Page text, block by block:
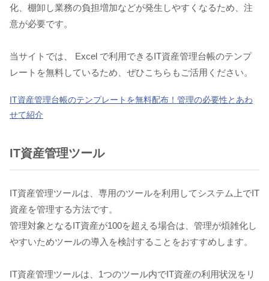
化、棚卸し業務の負担増加などが発生しやすくなるため、注
意が必要です。
当サイトでは、 Excel で利用できるIT資産管理台帳のテンプ
レートを無料しているため、ぜひこちらもご活用ください。
IT資産管理台帳のテンプレートを無料配布！管理の必要性とあわ
せて紹介
IT資産管理ツール
IT資産管理ツールは、専用のツールを利用してシステム上でIT
資産を管理する方法です。
管理対象となるIT資産が100を超える場合は、管理が煩雑化し
やすいためツールの導入を検討することをおすすめします。
IT資産管理ツールは、1つのツール内でIT資産の利用状況をリ